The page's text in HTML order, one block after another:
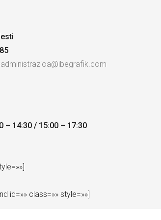
administrazioa@ibegrafik.com
– 14:30 / 15:00 – 17:30
id=»» class=»» style=»»]